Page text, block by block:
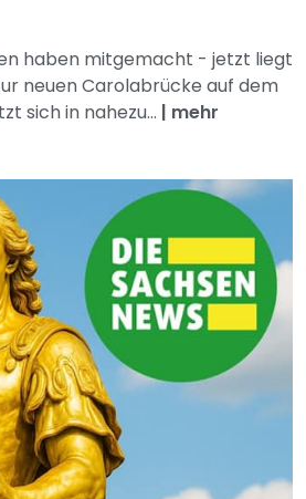
haben mitgemacht - jetzt liegt
neuen Carolabrücke auf dem
sich in nahezu... | mehr